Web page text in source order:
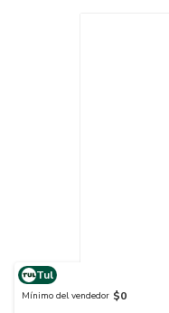
Tul
Mínimo del vendedor $0